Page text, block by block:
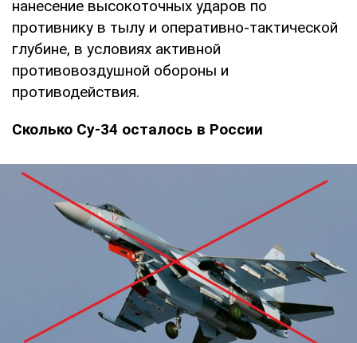
нанесение высокоточных ударов по
противнику в тылу и оперативно-тактической
глубине, в условиях активной
противовоздушной обороны и
противодействия.
Сколько Су-34 осталось в России